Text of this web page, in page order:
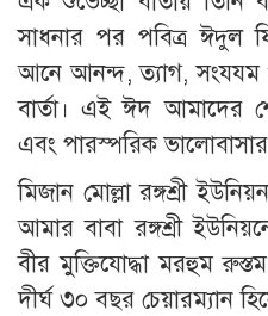
সাধনার পর পবিত্র ঈদুল
আনে আনন্দ, ত্যাগ, সংযযম
বার্তা। এই ঈদ আমাদের
এবং পারস্পরিক
মিজান মোল্লা রঙ্গশ্রী
আমার বাবা রঙ্গশ্রী
বীর মুক্তিযোদ্ধা মরহুম
দীর্ঘ ৩০ বছর চেয়ারম্যান